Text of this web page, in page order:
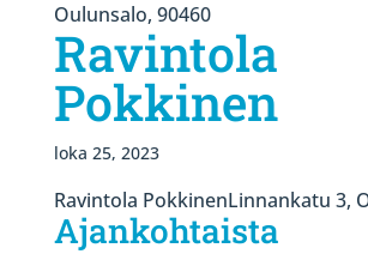
Oulunsalo, 90460
Ravintola
Pokkinen
loka 25, 2023
Ravintola PokkinenLinnankatu 3,
Ajankohtaista